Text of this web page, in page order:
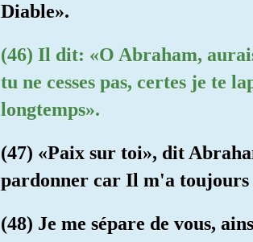
Diable».
(46) Il dit: «O Abraham,
tu ne cesses pas, certes je te
longtemps».
(47) «Paix sur toi», dit
pardonner car Il m'a toujours
(48) Je me sépare de vous,